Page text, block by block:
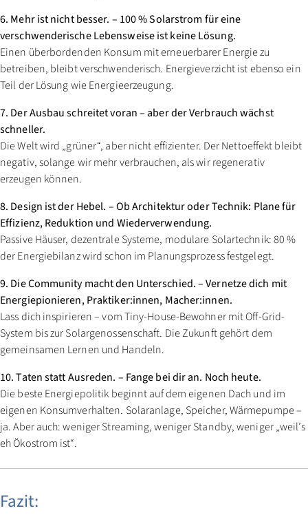
6. Mehr ist nicht besser. – 100 % Solarstrom für eine
verschwenderische Lebensweise ist keine Lösung.
Einen überbordenden Konsum mit erneuerbarer Energie zu
betreiben, bleibt verschwenderisch. Energieverzicht ist ebenso ein
Teil der Lösung wie Energieerzeugung.
7. Der Ausbau schreitet voran – aber der Verbrauch wächst
schneller.
Die Welt wird „grüner“, aber nicht effizienter. Der Nettoeffekt bleibt
negativ, solange wir mehr verbrauchen, als wir regenerativ
erzeugen können.
8. Design ist der Hebel. – Ob Architektur oder Technik: Plane für
Effizienz, Reduktion und Wiederverwendung.
Passive Häuser, dezentrale Systeme, modulare Solartechnik: 80 %
der Energiebilanz wird schon im Planungsprozess festgelegt.
9. Die Community macht den Unterschied. – Vernetze dich mit
Energiepionieren, Praktiker:innen, Macher:innen.
Lass dich inspirieren – vom Tiny-House-Bewohner mit Off-Grid-
System bis zur Solargenossenschaft. Die Zukunft gehört dem
gemeinsamen Lernen und Handeln.
10. Taten statt Ausreden. – Fange bei dir an. Noch heute.
Die beste Energiepolitik beginnt auf dem eigenen Dach und im
eigenen Konsumverhalten. Solaranlage, Speicher, Wärmepumpe –
ja. Aber auch: weniger Streaming, weniger Standby, weniger „weil’s
eh Ökostrom ist“.
Fazit: